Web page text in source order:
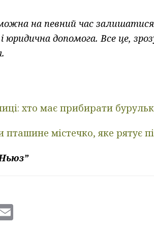
на певний час
юридична допомога. Все це,
хто має прибирати
містечко, яке рятує